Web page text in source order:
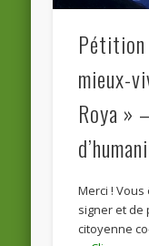
Pétition
mieux-
Roya »
Merci !
signer et de
citoyenne